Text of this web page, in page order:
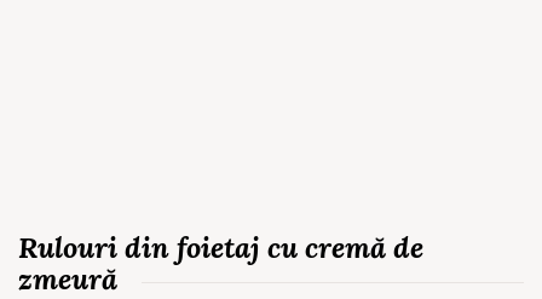
Rulouri din foietaj cu cremă de
zmeură